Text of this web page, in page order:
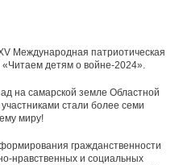
Международная патриотическая
«Читаем детям о войне-2024».
на самарской земле Областной
стали более семи
миру!
гражданственности
нравственных и социальных